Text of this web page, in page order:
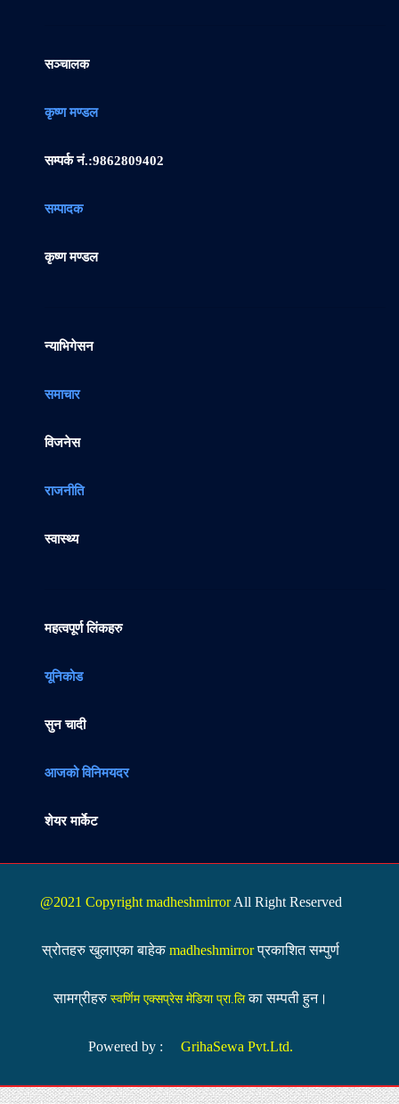
सञ्चालक
कृष्ण मण्डल
सम्पर्क नं.:9862809402
सम्पादक
कृष्ण मण्डल
न्याभिगेसन
समाचार
विजनेस
राजनीति
स्वास्थ्य
महत्वपूर्ण लिंकहरु
यूनिकोड
सुन चादी
आजको विनिमयदर
शेयर मार्केट
@2021 Copyright madheshmirrorAll Right Reserved
स्रोतहरु खुलाएका बाहेक madheshmirror प्रकाशित सम्पुर्ण
सामग्रीहरु स्वर्णिम एक्सप्रेस मेडिया प्रा.लिका सम्पती हुन।
Powered by : GrihaSewa Pvt.Ltd.